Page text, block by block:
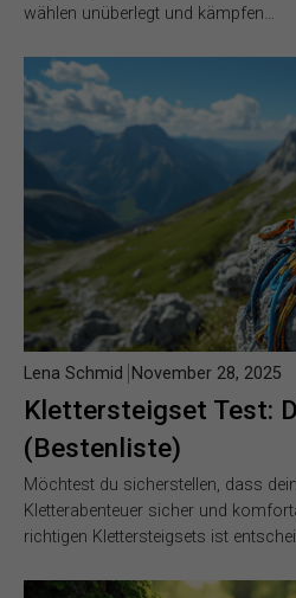
wählen unüberlegt und kämpfen…
Klettersteigset Test:
(Bestenliste)
Lena Schmid November 28, 2025
Möchtest du sicherstellen, dass
Kletterabenteuer sicher und
richtigen Klettersteigsets ist